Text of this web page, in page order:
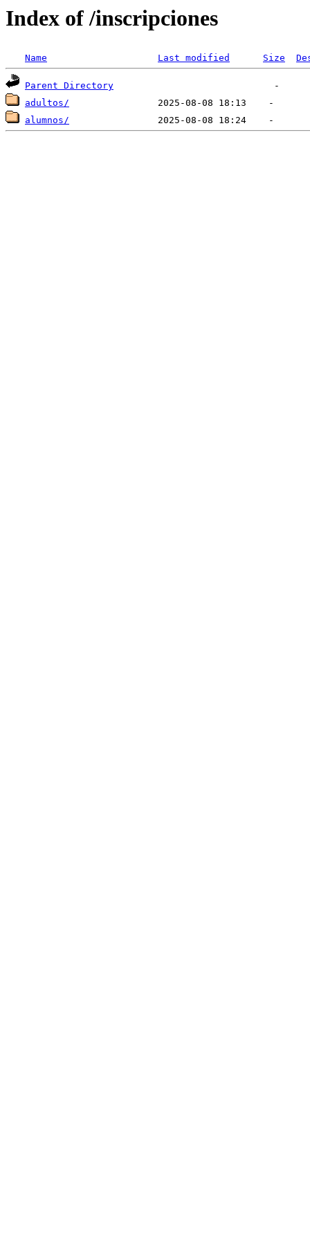
Index of /inscripciones
Name Last modified Size
Parent Directory
adultos/
alumnos/